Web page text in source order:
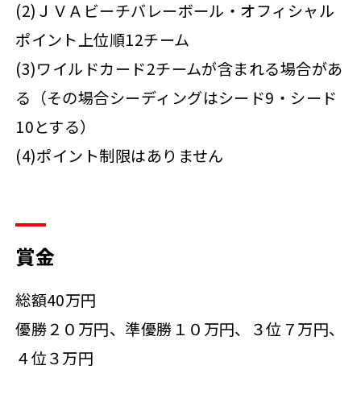
(2)ＪＶＡビーチバレーボール・オフィシャル
ポイント上位順12チーム
(3)ワイルドカード2チームが含まれる場合があ
る（その場合シーディングはシード9・シード
10とする）
(4)ポイント制限はありません
賞金
総額40万円
優勝２０万円、準優勝１０万円、３位７万円、
４位３万円